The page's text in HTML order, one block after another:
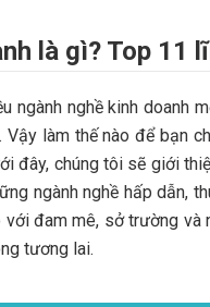
là gì? Top 11
ngành nghề kinh
Vậy làm thế nào để bạn
đây, chúng tôi sẽ giới
ngành nghề hấp dẫn,
đam mê, sở trường
tương lai.